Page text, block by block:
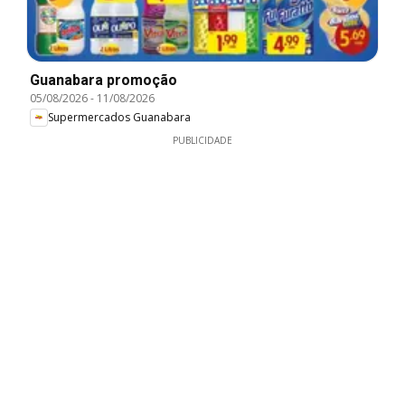
Guanabara promoção
05/08/2026- 11/08/2026
Supermercados Guanabara
PUBLICIDADE